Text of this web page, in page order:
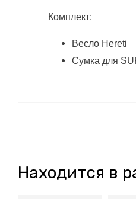
Комплект:
Весло Hereti
Сумка для
Находится в